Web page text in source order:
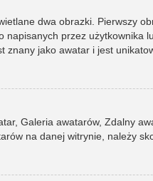
dwa obrazki. Pierwszy
przez użytkownika
jako awatar i jest
Galeria awatarów, Zdalny
na danej witrynie, należy